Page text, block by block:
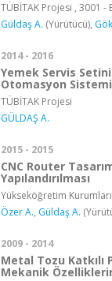
TÜBİTAK Projesi , 3001
Güldaş A. (Yürütücü),
2014 - 2016
Yemek Servis
Otomasyon
TÜBİTAK Projesi
GÜLDAŞ A.
2015 - 2015
CNC Router
Yapılandırılması
Yükseköğretim
Özer A., Güldaş A.
2009 - 2014
Metal Tozu
Mekanik